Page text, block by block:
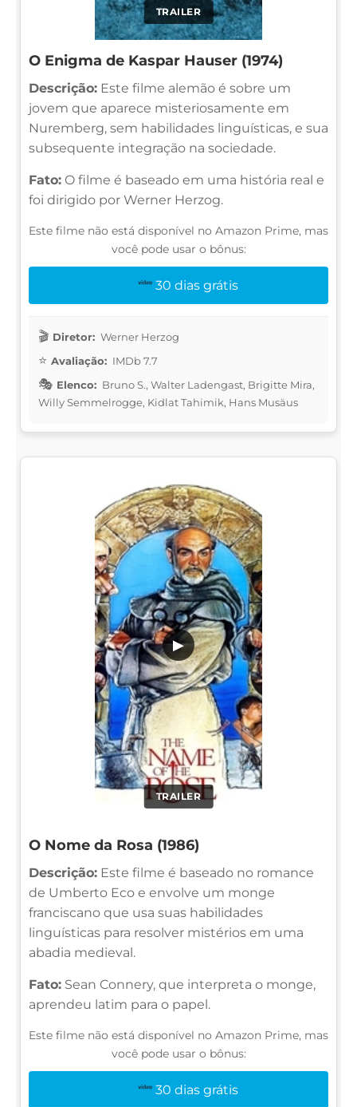
TRAILER
O Enigma de Kaspar Hauser (1974)
Descrição: Este filme alemão é sobre um
jovem que aparece misteriosamente em
Nuremberg, sem habilidades linguísticas, e sua
subsequente integração na sociedade.
Fato: O filme é baseado em uma história real e
foi dirigido por Werner Herzog.
Este filme não está disponível no Amazon Prime, mas
você pode usar o bônus:
30 dias grátis
Diretor: Werner Herzog
Avaliação: IMDb 7.7
Elenco: Bruno S., Walter Ladengast, Brigitte Mira,
Willy Semmelrogge, Kidlat Tahimik, Hans Musäus
TRAILER
▶
O Nome da Rosa (1986)
Descrição: Este filme é baseado no romance
de Umberto Eco e envolve um monge
franciscano que usa suas habilidades
linguísticas para resolver mistérios em uma
abadia medieval.
Fato: Sean Connery, que interpreta o monge,
aprendeu latim para o papel.
Este filme não está disponível no Amazon Prime, mas
você pode usar o bônus:
30 dias grátis